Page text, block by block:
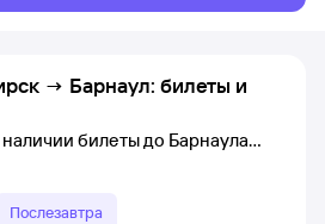
→ Барнаул: билеты и
наличии билеты до Барнаула
Послезавтра